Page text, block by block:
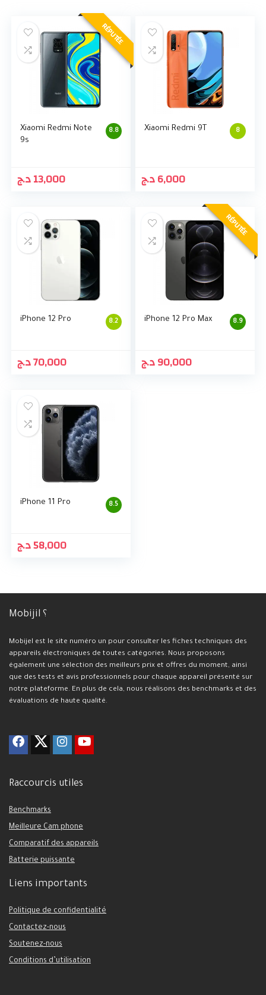
RÉPUTÉE
8.8
Xiaomi Redmi Note
9s
13,000د.ج
8
Xiaomi Redmi 9T
6,000د.ج
8.2
iPhone 12 Pro
70,000د.ج
RÉPUTÉE
8.9
iPhone 12 Pro Max
90,000د.ج
8.5
iPhone 11 Pro
58,000د.ج
Mobijil ؟
Mobijel est le site numéro un pour consulter les fiches techniques des
appareils électroniques de toutes catégories. Nous proposons
également une sélection des meilleurs prix et offres du moment, ainsi
que des tests et avis professionnels pour chaque appareil présenté sur
notre plateforme. En plus de cela, nous réalisons des benchmarks et des
évaluations de haute qualité.
Raccourcis utiles
Benchmarks
Meilleure Cam phone
Comparatif des appareils
Batterie puissante
Liens importants
Politique de confidentialité
Contactez-nous
Soutenez-nous
Conditions d’utilisation